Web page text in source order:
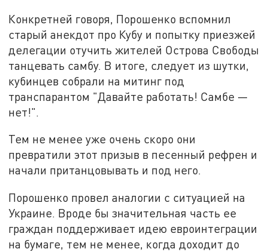
Конкретней говоря, Порошенко вспомнил
старый анекдот про Кубу и попытку приезжей
делегации отучить жителей Острова Свободы
танцевать самбу. В итоге, следует из шутки,
кубинцев собрали на митинг под
транспарантом "Давайте работать! Самбе —
нет!".
Тем не менее уже очень скоро они
превратили этот призыв в песенный рефрен и
начали пританцовывать и под него.
Порошенко провел аналогии с ситуацией на
Украине. Вроде бы значительная часть ее
граждан поддерживает идею евроинтеграции
на бумаге, тем не менее, когда доходит до